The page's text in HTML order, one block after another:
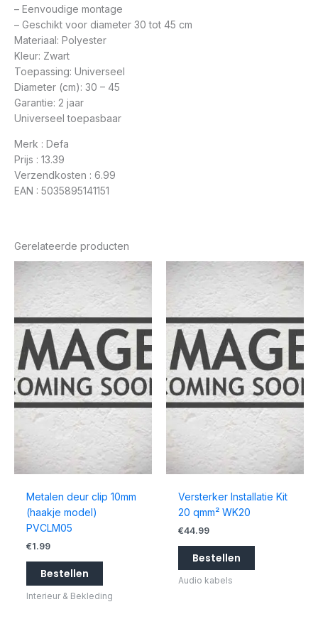
– Eenvoudige montage
– Geschikt voor diameter 30 tot 45 cm
Materiaal: Polyester
Kleur: Zwart
Toepassing: Universeel
Diameter (cm): 30 – 45
Garantie: 2 jaar
Universeel toepasbaar
Merk : Defa
Prijs : 13.39
Verzendkosten : 6.99
EAN : 5035895141151
Gerelateerde producten
Metalen deur clip 10mm
(haakje model)
PVCLM05
€1.99
Bestellen
Interieur & Bekleding
Versterker Installatie Kit
20 qmm² WK20
€44.99
Bestellen
Audio kabels